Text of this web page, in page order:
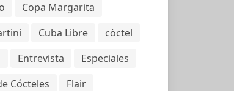
Copa Margarita
Cuba Libre
còctel
Entrevista
Especiales
Cócteles
Flair